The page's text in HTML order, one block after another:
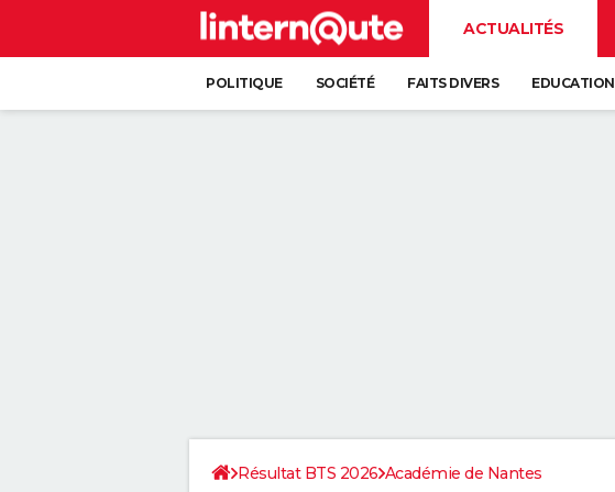
ACTUALITÉS
POLITIQUE SOCIÉTÉ FAITS DIVERS EDUCATION
Résultat BTS 2026 Académie de Nantes